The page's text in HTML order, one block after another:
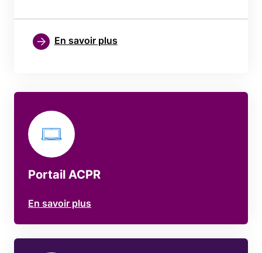
En savoir plus
Portail ACPR
En savoir plus